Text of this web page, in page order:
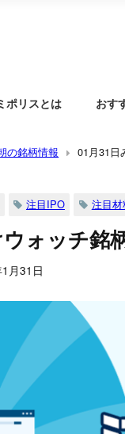
ポリスとは おす
の銘柄情報 01月31日
注目IPO 注目材
ォッチ銘
月31日